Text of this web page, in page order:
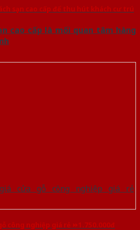
sạn cao cấp để thu hút khách cư trú
cao cấp là mối quan tâm hàng
công nghiệp giá rẻ ⏩1.750.000đ